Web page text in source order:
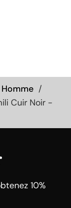
Cuir Noir -
10%